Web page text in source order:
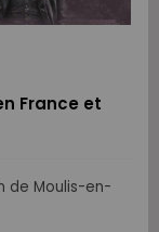
France et
de Moulis-en-